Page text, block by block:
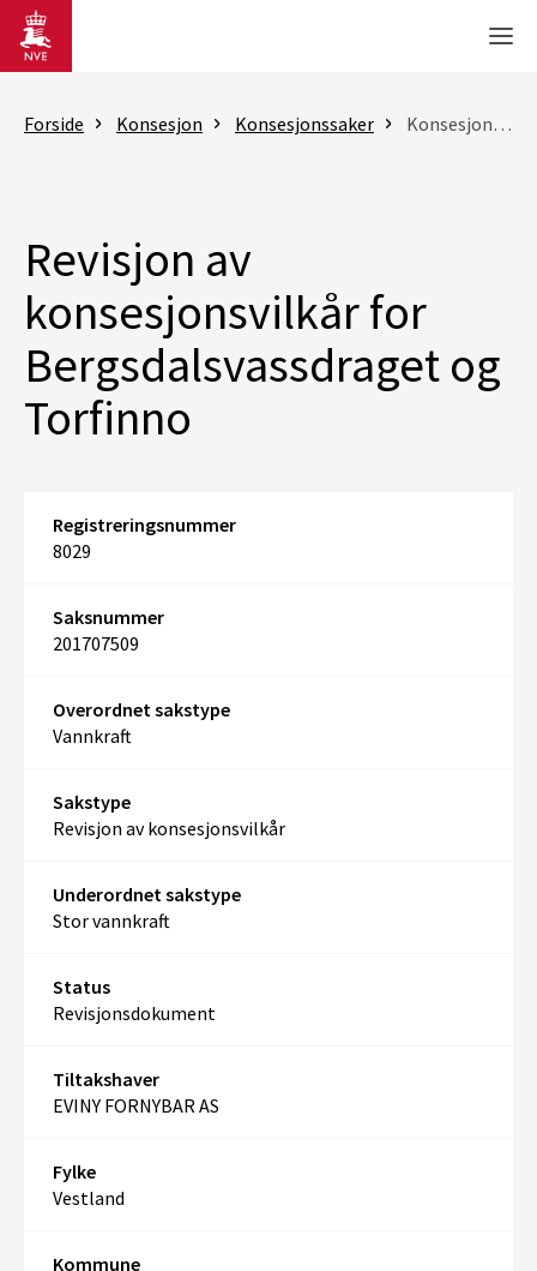
Gå til hovedinnhold
Forside Konsesjon Konsesjonssaker Konsesjonssak
Revisjon av
konsesjonsvilkår for
Bergsdalsvassdraget og
Torfinno
Registreringsnummer
8029
Saksnummer
201707509
Overordnet sakstype
Vannkraft
Sakstype
Revisjon av konsesjonsvilkår
Underordnet sakstype
Stor vannkraft
Status
Revisjonsdokument
Tiltakshaver
EVINY FORNYBAR AS
Fylke
Vestland
Kommune